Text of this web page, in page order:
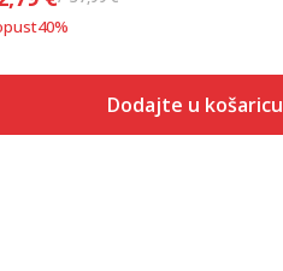
40%
Dodajte u košaricu